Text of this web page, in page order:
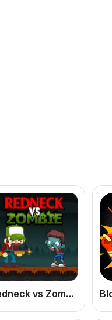
Redneck vs Zombie: Jogo de Zumbi Online Grátis de Tiro e Sobrevivência para PC e Celular